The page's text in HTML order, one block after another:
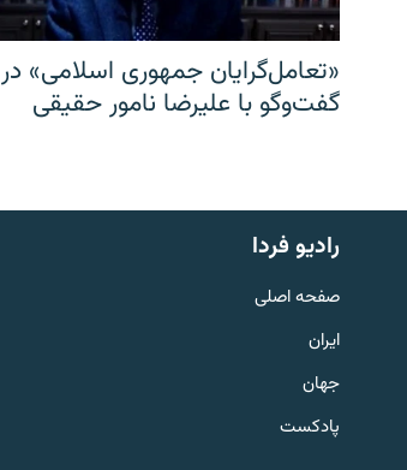
English
به ما بپیوندید
«تعامل‌گرایان جمهوری اسلامی» در
گفت‌وگو با علیرضا نامور حقیقی
رادیو فردا
صفحه اصلی
ایران
جهان
پادکست